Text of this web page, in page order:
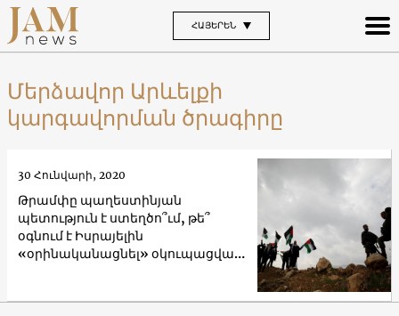
ՀԱՅԵՐԵՆ
Մերձավոր Արևելքի
կարգավորման ծրագիրը
Թրամփը պաղեստինյան
պետություն է ստեղծո՞ւմ, թե՞
օգնում է Իսրայելին
«օրինականացնել» օկուպացված
30 Հունվարի, 2020